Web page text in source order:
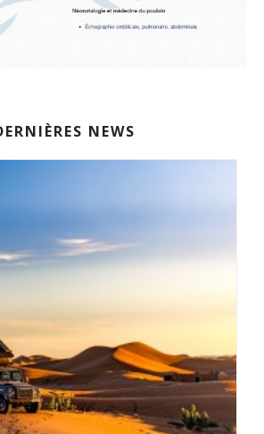
NEWS